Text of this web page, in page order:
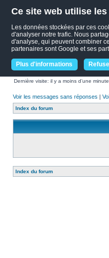
Ce site web utilise
Les données stockées par ces
d'analyser notre trafic. Nous
d'analyse, qui peuvent combiner
partenaires sont Google et ses
Plus d'informations
Dernière visite: il y a moins d’une minute
Voir les messages sans réponses |
Index du forum
Index du forum